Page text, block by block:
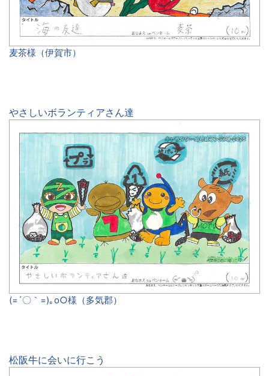
麦茶様（伊賀市）
やさしいボランティアさん達
(=´〇｀=)｡o○様（多気郡）
松阪牛に会いに行こう